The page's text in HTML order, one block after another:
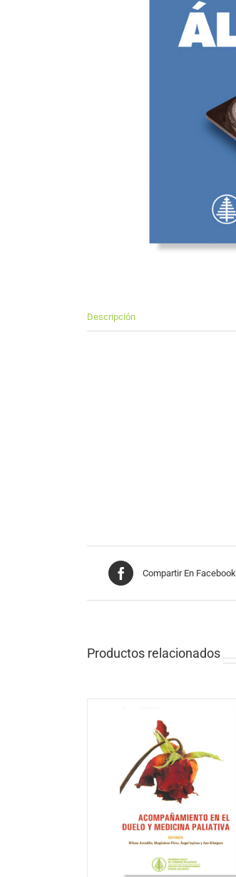
Descripción
Compartir En Facebook
Productos relacionados